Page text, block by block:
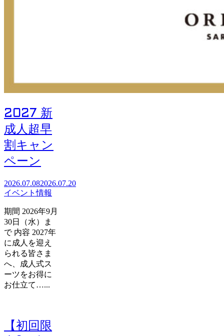
2027 新
成人超早
割キャン
ペーン
2026.07.082026.07.20
イベント情報
期間 2026年9月
30日（水）ま
で 内容 2027年
に成人を迎え
られる皆さま
へ、成人式ス
ーツをお得に
お仕立て…...
【初回限